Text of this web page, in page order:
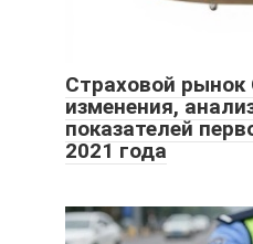
Страховой
изменения,
показателей
2021 года